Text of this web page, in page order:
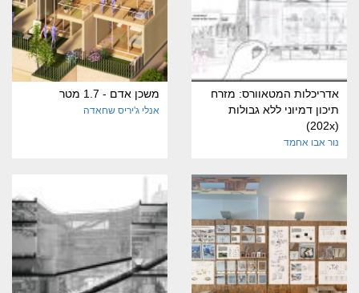
אדריכלות המטאוורס: מזרח
תיכון דמיוני ללא גבולות
(202x)
נור אבו אחמד
משכן אדם - 1.7 מטר
אנלי ג'יריס שחאדה